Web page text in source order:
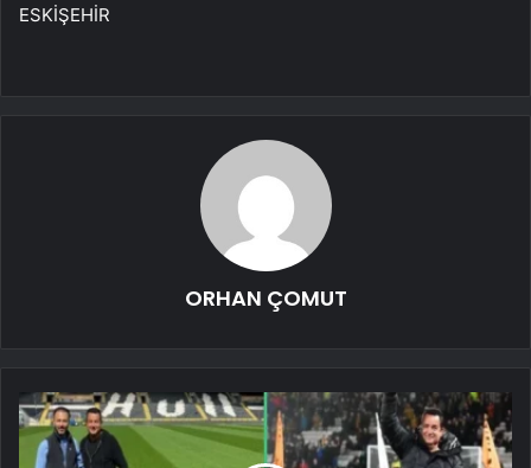
ESKİŞEHİR
ORHAN ÇOMUT